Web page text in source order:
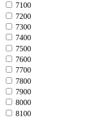
7100
7200
7300
7400
7500
7600
7700
7800
7900
8000
8100